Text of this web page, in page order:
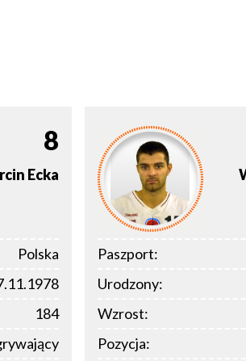
8
Ecka
Polska
184
Paszport:
Urodzony:
Wzrost:
Pozycja: